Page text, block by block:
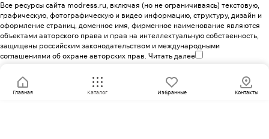
Все ресурсы сайта modress.ru, включая (но не ограничиваясь) текстовую,
графическую, фотографическую и видео информацию, структуру, дизайн и
оформление страниц, доменное имя, фирменное наименование являются
объектами авторского права и прав на интеллектуальную собственность,
защищены российским законодательством и международными
соглашениями об охране авторских прав. Читать далее
Главная Каталог Избранные Контакты